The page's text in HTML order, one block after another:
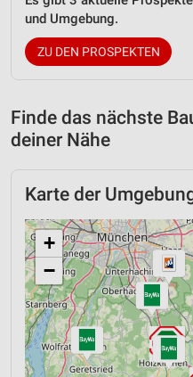
und Umgebung.
ZU DEN PROSPEKTEN
Finde das nächste
deiner Nähe
Karte der
+
−